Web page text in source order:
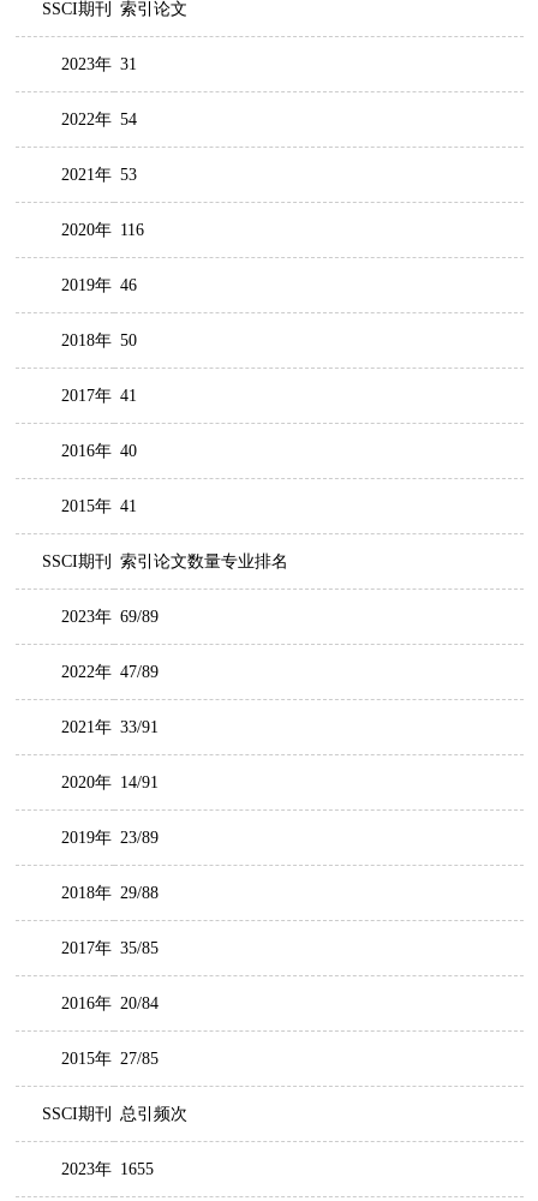
SSCI期刊 索引论文
2023年 31
2022年 54
2021年 53
2020年 116
2019年 46
2018年 50
2017年 41
2016年 40
2015年 41
SSCI期刊 索引论文数量专业排名
2023年 69/89
2022年 47/89
2021年 33/91
2020年 14/91
2019年 23/89
2018年 29/88
2017年 35/85
2016年 20/84
2015年 27/85
SSCI期刊 总引频次
2023年 1655